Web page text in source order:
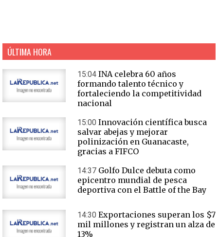
ÚLTIMA HORA
15:04 INA celebra 60 años
formando talento técnico y
fortaleciendo la competitividad
nacional
15:00 Innovación científica busca
salvar abejas y mejorar
polinización en Guanacaste,
gracias a FIFCO
14:37 Golfo Dulce debuta como
epicentro mundial de pesca
deportiva con el Battle of the Bay
14:30 Exportaciones superan los $7
mil millones y registran un alza de
13%